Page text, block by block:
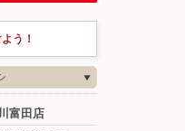
う！
富田店